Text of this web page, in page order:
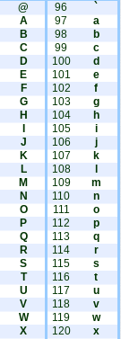
@
A
B
C
D
E
F
G
H
J
K
L
M
N
O
P
Q
R
S
T
U
V
W
X
96
`
97
a
98
b
99
c
100
d
101
e
102
f
103
g
104
h
105
i
106
j
107
k
108
109
m
110
n
111
o
112
p
113
q
114
r
115
s
116
t
117
u
118
v
119
w
120
x